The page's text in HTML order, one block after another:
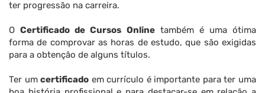
ter progressão na carreira.
OCertificado de Cursos Onlinetambém é uma ótima
forma de comprovar as horas de estudo, que são exigidas
para a obtenção de alguns títulos.
Ter umcertificado em currículo é importante para ter uma